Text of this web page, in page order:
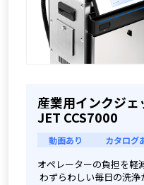
産業用インクジ
JET CCS7000
動画あり カタログ
オペレーターの負担を軽
わずらわしい毎日の洗浄